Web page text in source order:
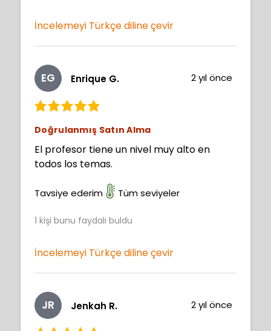
İncelemeyi Türkçe diline çevir
EG Enrique G. 2 yıl önce
Doğrulanmış Satın Alma
El profesor tiene un nivel muy alto en
todos los temas.
Tavsiye ederim Tüm seviyeler
1 kişi bunu faydalı buldu
İncelemeyi Türkçe diline çevir
JR Jenkah R. 2 yıl önce